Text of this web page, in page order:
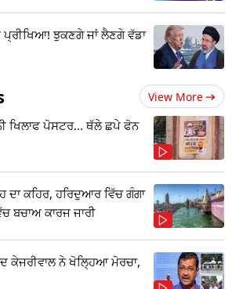
ਝੁਕਣਗੇ ਜਾਂ ਲੈਣਗੇ ਵੱਡਾ
View More
ਖਿਲਾਫ ਪੋਸਟਰ... ਥੱਲੇ ਛਪੇ ਫੋਨ
ਦਾ ਕਹਿਰ, ਹਰਿਦੁਆਰ ਵਿੱਚ ਗੰਗਾ
ਬਚਾਅ ਕਾਰਜ ਜਾਰੀ
ਕੇਜਰੀਵਾਲ ਨੇ ਖੋਲ੍ਹਿਆ ਮੋਰਚਾ,